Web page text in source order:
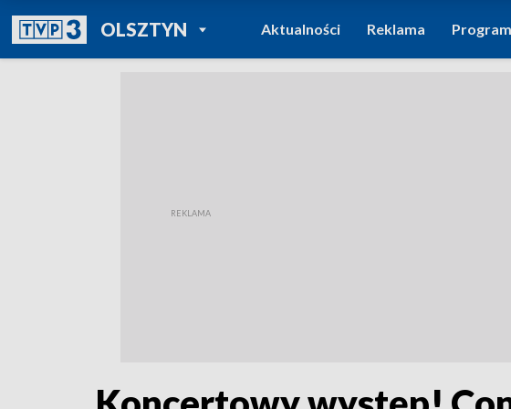
OLSZTYNPOWRÓT DO
TVP REGIONY
Aktualności Reklama